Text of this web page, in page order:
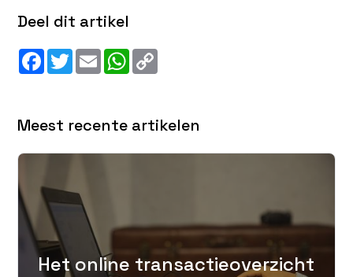
Deel dit artikel
Facebook
Twitter
EmailWhatsApp
Meest recente artikelen
Het online transactieoverzicht